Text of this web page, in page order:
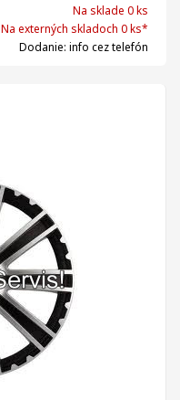
Na sklade 0 ks
Na externých skladoch 0 ks*
Dodanie: info cez telefón